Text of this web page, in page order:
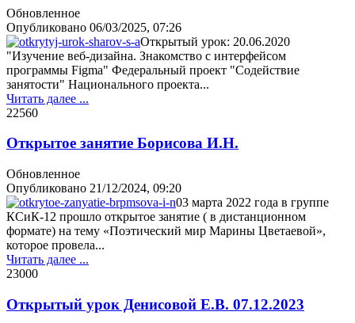
Обновленное
Опубликовано 06/03/2025, 07:26
Открытый урок: 20.06.2020
"Изучение веб-дизайна. Знакомство с интерфейсом
программы Figma" Федеральный проект "Содействие
занятости" Национального проекта...
Читать далее ...
22560
Открытое занятие Борисова И.Н.
Обновленное
Опубликовано 21/12/2024, 09:20
03 марта 2022 года в группе
КСиК-12 прошло открытое занятие ( в дистанционном
формате) на тему «Поэтический мир Марины Цветаевой»,
которое провела...
Читать далее ...
23000
Открытый урок Денисовой Е.В. 07.12.2023